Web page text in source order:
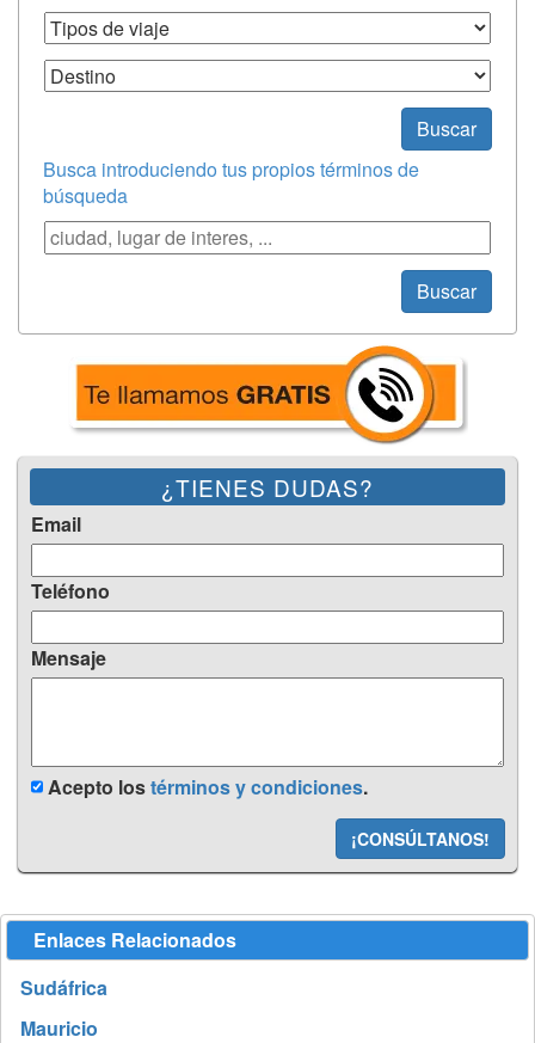
Tipos de Viaje
Destino
Buscar
Busca introduciendo tus propios términos de
búsqueda
Búsqueda
Buscar
¿TIENES DUDAS?
Email
Teléfono
Mensaje
Acepto lostérminos y condiciones.
¡CONSÚLTANOS!
Enlaces Relacionados
Sudáfrica
Mauricio